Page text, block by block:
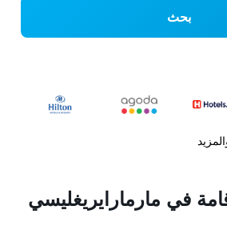
بحث
في مارمارايريغليسي